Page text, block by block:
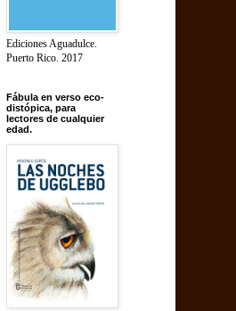
Ediciones Aguadulce.
Puerto Rico. 2017
Fábula en verso eco-
distópica, para
lectores de cualquier
edad.